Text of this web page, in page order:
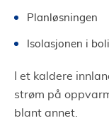
Planløsningen
Isolasjonen i
I et kaldere
strøm på
blant annet.